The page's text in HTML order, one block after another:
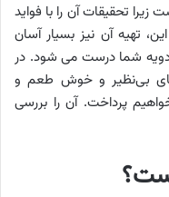
تحقیقات آن را با فواید
تهیه آن نیز بسیار آسان
شما درست می شود. در
چای بی‌نظیر و خوش طعم و
پرداخت. آن را بررسی